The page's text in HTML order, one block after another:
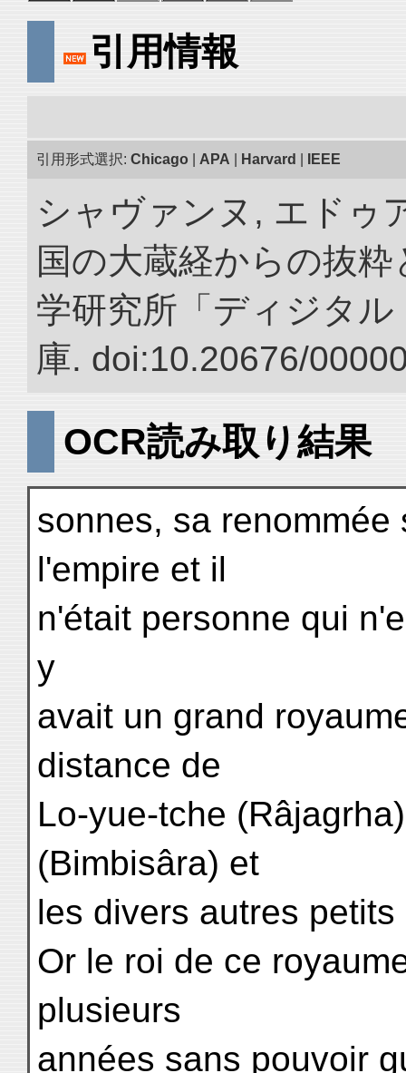
引用情報
引用形式選択: Chicago APA Harvard IEEE
シャヴァンヌ, エドゥ
国の大蔵経からの抜
学研究所「ディジタ
庫. doi:10.20676/
OCR読み取り結果
sonnes, sa
l'empire et il
n'était personne qui
y
avait un grand
distance de
Lo-yue-tche
(Bimbisâra) et
les divers autres
Or le roi de ce
plusieurs
années sans pouvoir